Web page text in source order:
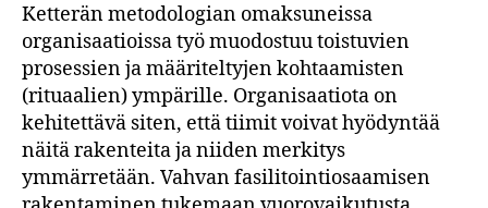
Ketterän metodologian omaksuneissa
organisaatioissa työ muodostuu toistuvien
prosessien ja määriteltyjen kohtaamisten
(rituaalien) ympärille. Organisaatiota on
kehitettävä siten, että tiimit voivat hyödyntää
näitä rakenteita ja niiden merkitys
ymmärretään. Vahvan fasilitointiosaamisen